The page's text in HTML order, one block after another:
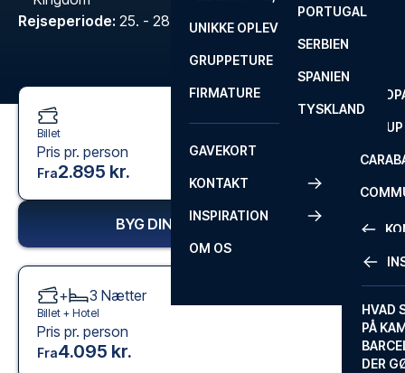
FA CUP
ROM
SEVILLA
PORTUGAL
SERBIEN
SPANIEN
TYSKLAND
UNIKKE OPLEVELSER
GRUPPETURE
FIRMATURE
GAVEKORT
KONTAKT
FAQ
INSPIRATION
HVAD
PÅ
DER
OM OS
Rejseperiode: 25. - 28. dec. 2026
Billet
Pris pr. person
Fra2.895 kr.
BYG DIN FODBOLDREJSE
+ 3 Nætter
Billet + Hotel
Pris pr. person
Fra4.095 kr.